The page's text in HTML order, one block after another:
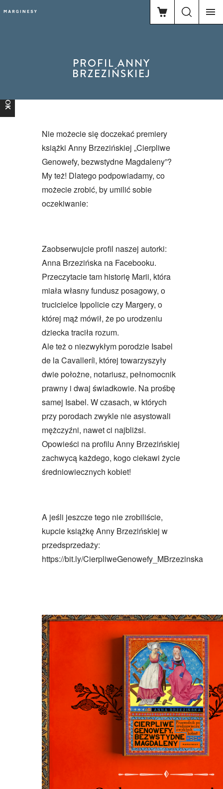
PROFIL ANNY
BRZEZIŃSKIEJ
FACEBOOK
Nie możecie się doczekać premiery
książki Anny Brzezińskiej „Cierpliwe
Genowefy, bezwstydne Magdaleny”?
My też! Dlatego podpowiadamy, co
możecie zrobić, by umilić sobie
oczekiwanie:
Zaobserwujcie profil naszej autorki:
Anna Brzezińska na Facebooku.
Przeczytacie tam historię Marii, która
miała własny fundusz posagowy, o
trucicielce Ippolicie czy Margery, o
której mąż mówił, że po urodzeniu
dziecka traciła rozum.
Ale też o niezwykłym porodzie Isabel
de la Cavalleríi, której towarzyszyły
dwie położne, notariusz, pełnomocnik
prawny i dwaj świadkowie. Na prośbę
samej Isabel. W czasach, w których
przy porodach zwykle nie asystowali
mężczyźni, nawet ci najbliżsi.
Opowieści na profilu Anny Brzezińskiej
zachwycą każdego, kogo ciekawi życie
średniowiecznych kobiet!
A jeśli jeszcze tego nie zrobiliście,
kupcie książkę Anny Brzezińskiej w
przedsprzedaży:
https://bit.ly/CierpliweGenowefy_MBrzezinska